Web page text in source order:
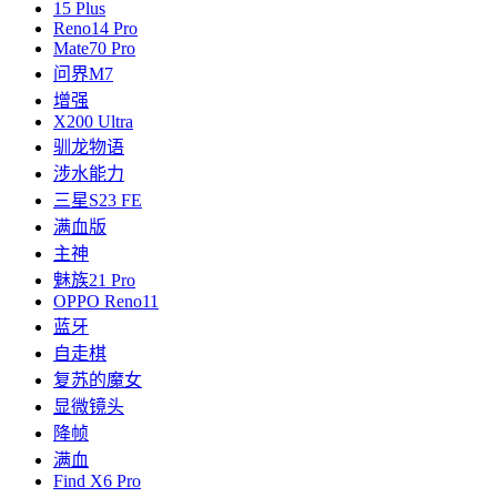
15 Plus
Reno14 Pro
Mate70 Pro
问界M7
增强
X200 Ultra
驯龙物语
涉水能力
三星S23 FE
满血版
主神
魅族21 Pro
OPPO Reno11
蓝牙
自走棋
复苏的魔女
显微镜头
降帧
满血
Find X6 Pro